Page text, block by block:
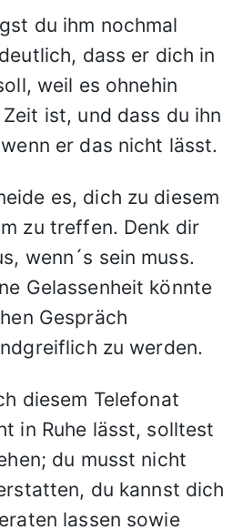
du ihm nochmal
dass er dich in
weil es ohnehin
ist, und dass du ihn
er das nicht lässt.
es, dich zu diesem
zu treffen. Denk dir
wenn´s sein muss.
Gelassenheit könnte
Gespräch
zu werden.
diesem Telefonat
in Ruhe lässt, solltest
du musst nicht
du kannst dich
lassen sowie